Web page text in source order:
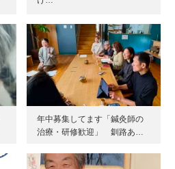
年中募集してます「鍼灸師の
治療・研修歓迎」 釧路あ…